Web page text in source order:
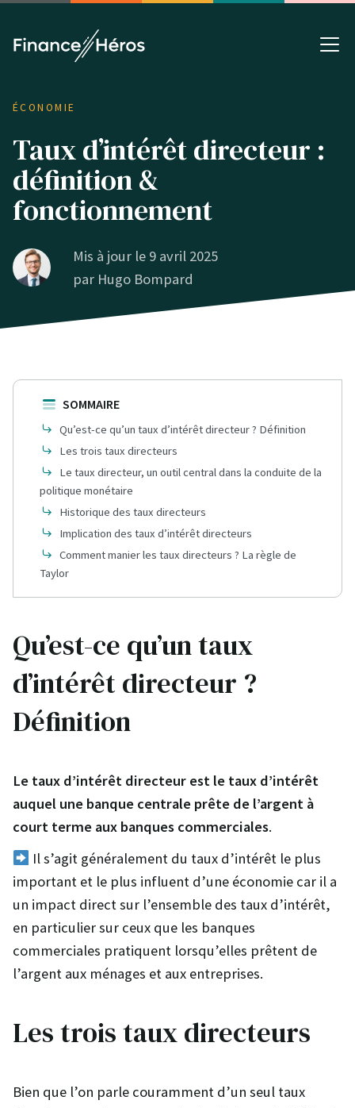
ÉCONOMIE
Taux d’intérêt directeur :
définition &
fonctionnement
Mis à jour le 9 avril 2025
par Hugo Bompard
SOMMAIRE
Qu’est-ce qu’un taux d’intérêt directeur ? Définition
Les trois taux directeurs
Le taux directeur, un outil central dans la conduite de la
politique monétaire
Historique des taux directeurs
Implication des taux d’intérêt directeurs
Comment manier les taux directeurs ? La règle de
Taylor
Qu’est-ce qu’un taux
d’intérêt directeur ?
Définition
Le taux d’intérêt directeur est le taux d’intérêt
auquel une banque centrale prête de l’argent à
court terme aux banques commerciales.
Il s’agit généralement du taux d’intérêt le plus
important et le plus influent d’une économie car il a
un impact direct sur l’ensemble des taux d’intérêt,
en particulier sur ceux que les banques
commerciales pratiquent lorsqu’elles prêtent de
l’argent aux ménages et aux entreprises.
Les trois taux directeurs
Bien que l’on parle couramment d’un seul taux